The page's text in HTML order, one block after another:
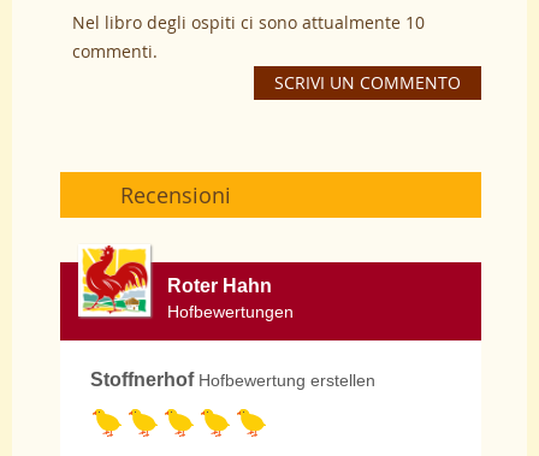
Nel libro degli ospiti ci sono attualmente 10
commenti.
SCRIVI UN COMMENTO
Recensioni
Roter Hahn
Hofbewertungen
Stoffnerhof Hofbewertung erstellen